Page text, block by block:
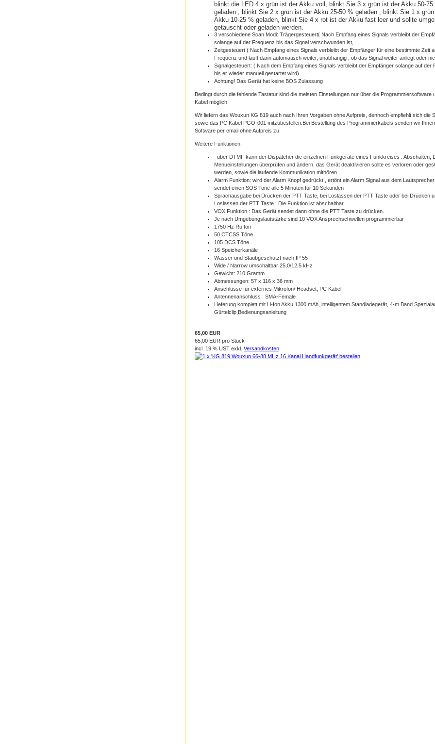
blinkt die LED 4 x grün ist der Akku voll, blinkt Sie 3 x grün ist der Akku 50-75
geladen , blinkt Sie 2 x grün ist der Akku 25-50 % geladen , blinkt Sie 1 x
Akku 10-25 % geladen, blinkt Sie 4 x rot ist der Akku fast leer und sollte
getauscht oder geladen werden.
3 verschiedene Scan Modi: Trägergesteuert( Nach Empfang eines Signals verbleibt der
solange auf der Frequenz bis das Signal verschwunden ist,
Zeitgesteuert ( Nach Empfang eines Signals verbleibt der Empfänger für eine bestimmte Zeit
Frequenz und läuft dann automatisch weiter, unabhängig , ob das Signal weiter anliegt oder
Signalgesteuert: ( Nach dem Empfang eines Signals verbleibt der Empfänger solange auf der
bis er wieder manuell gestartet wird)
Achtung! Das Gerät hat keine BOS Zulassung
Bedingt durch die fehlende Tastatur sind die meisten Einstellungen nur über die Programmiersoftware
Kabel möglich.
Wir liefern das Wouxun KG 819 auch nach Ihren Vorgaben ohne Aufpreis, dennoch empfiehlt sich die
sowie das PC Kabel PGO-001 mitzubestellen.Bei Bestellung des Programmierkabels senden wir
Software per email ohne Aufpreis zu.
Weitere Funktionen:
über DTMF kann der Dispatcher die einzelnen Funkgeräte eines Funkkreises : Abschalten,
Menueinstellungen überprüfen und ändern, das Gerät deaktivieren sollte es verloren oder
werden, sowie die laufende Kommunikation mithören
Alarm Funktion: wird der Alarm Knopf gedrückt , ertönt ein Alarm Signal aus dem
sendet einen SOS Tone alle 5 Minuten für 10 Sekunden
Sprachausgabe bei Drücken der PTT Taste, bei Loslassen der PTT Taste oder bei Drücken
Loslassen der PTT Taste . Die Funktion ist abschaltbar
VOX Funktion : Das Gerät sendet dann ohne die PTT Taste zu drücken.
Je nach Umgebungslautstärke sind 10 VOX Ansprechschwellen programmierbar
1750 Hz Rufton
50 CTCSS Töne
105 DCS Töne
16 Speicherkanäle
Wasser und Staubgeschützt nach IP 55
Wide / Narrow umschaltbar 25,0/12,5 kHz
Gewicht: 210 Gramm
Abmessungen: 57 x 116 x 36 mm
Anschlüsse für externes Mikrofon/ Headset, PC Kabel
Antennenanschluss : SMA-Female
Lieferung komplett mit Li-Ion Akku 1300 mAh, intelligentem Standladegerät, 4-m Band
Gürtelclip,Bedienungsanleitung
65,00 EUR
65,00 EUR pro Stück
incl. 19 % UST exkl. Versandkosten